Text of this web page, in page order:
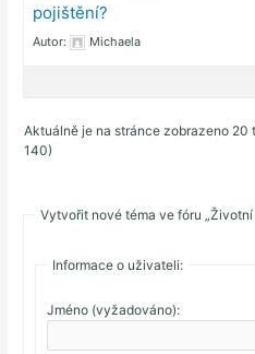
pojištění?
Autor: Michaela
Aktuálně je na stránce zobrazeno 20
140)
Vytvořit nové téma ve fóru „Životní
Informace o uživateli:
Jméno (vyžadováno):